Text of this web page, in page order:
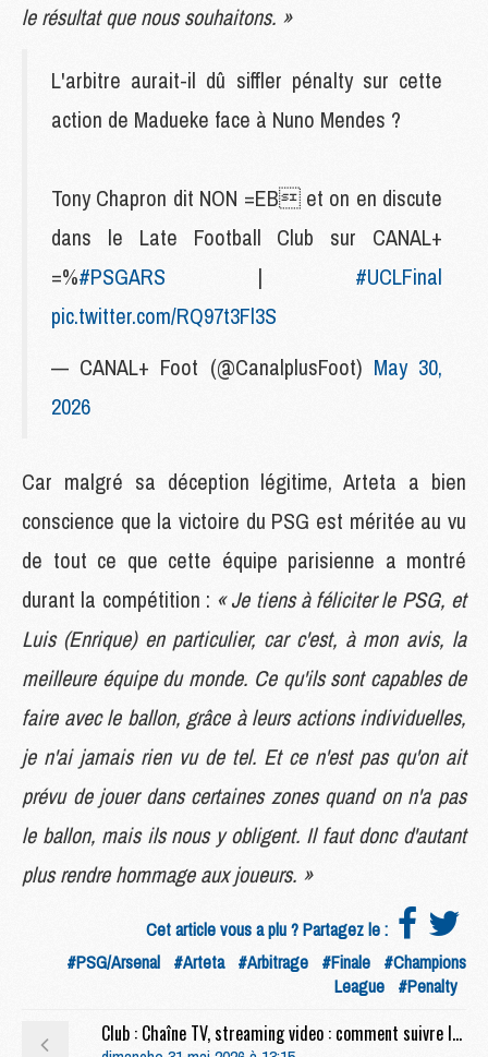
le résultat que nous souhaitons. »
L'arbitre aurait-il dû siffler pénalty sur cette
action de Madueke face à Nuno Mendes ?
Tony Chapron dit NON =E‍B et on en discute
dans le Late Football Club sur CANAL+
=%#PSGARS | #UCLFinal
pic.twitter.com/RQ97t3Fl3S
— CANAL+ Foot (@CanalplusFoot) May 30,
2026
Car malgré sa déception légitime, Arteta a bien
conscience que la victoire du PSG est méritée au vu
de tout ce que cette équipe parisienne a montré
durant la compétition : « Je tiens à féliciter le PSG, et
Luis (Enrique) en particulier, car c'est, à mon avis, la
meilleure équipe du monde. Ce qu'ils sont capables de
faire avec le ballon, grâce à leurs actions individuelles,
je n'ai jamais rien vu de tel. Et ce n'est pas qu'on ait
prévu de jouer dans certaines zones quand on n'a pas
le ballon, mais ils nous y obligent. Il faut donc d'autant
plus rendre hommage aux joueurs. »
Cet article vous a plu ? Partagez le :
#PSG/Arsenal #Arteta #Arbitrage #Finale #Champions
League #Penalty
Club : Chaîne TV, streaming video : comment suivre les célébrations du PSG en direct ?